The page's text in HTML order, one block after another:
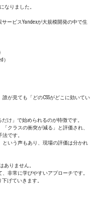
なりました。
サービスYandexが大規模開発の中で生
）
が見ても「どのCSSがどこに効いてい
け」で始められるのが特徴です。
クラスの衝突が減る」と評価され、
です。
いう声もあり、現場の評価は分かれ
ありません。
非常に学びやすいアプローチです。
げていきます。